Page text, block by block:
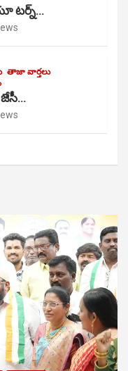
టర్న్…
తాజా వార్తలు
జేసీ…